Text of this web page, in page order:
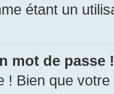
étant un
mot de passe !
! Bien que